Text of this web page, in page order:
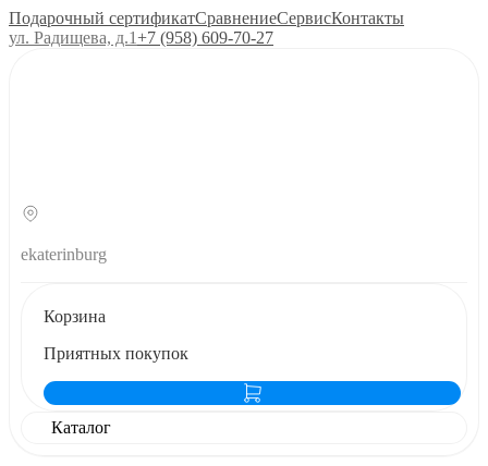
Подарочный сертификатСравнениеСервисКонтакты
ул. Радищева, д.1+7 (958) 609‑70‑27
ekaterinburg
Корзина
Приятных покупок
Каталог